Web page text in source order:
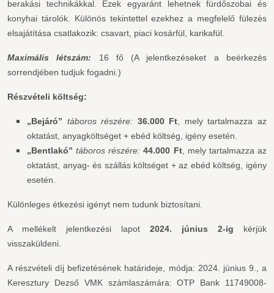
berakási technikákkal. Ezek egyaránt lehetnek fürdőszobai és
konyhai tárolók. Különös tekintettel ezekhez a megfelelő fülezés
elsajátítása csatlakozik: csavart, piaci kosárfül, karikafül.
Maximális létszám: 16 fő (A jelentkezéseket a beérkezés
sorrendjében tudjuk fogadni.)
Részvételi költség:
„Bejáró” táboros részére: 36.000 Ft , mely tartalmazza az
oktatást, anyagköltséget + ebéd költség, igény esetén.
„Bentlakó” táboros részére:44.000 Ft, mely tartalmazza az
oktatást, anyag- és szállás költséget + az ebéd költség, igény
esetén.
Különleges étkezési igényt nem tudunk biztosítani.
A mellékelt jelentkezési lapot 2024. június 2-ig kérjük
visszaküldeni.
A részvételi díj befizetésének határideje, módja: 2024. június 9., a
Keresztury Dezső VMK számlaszámára: OTP Bank 11749008-